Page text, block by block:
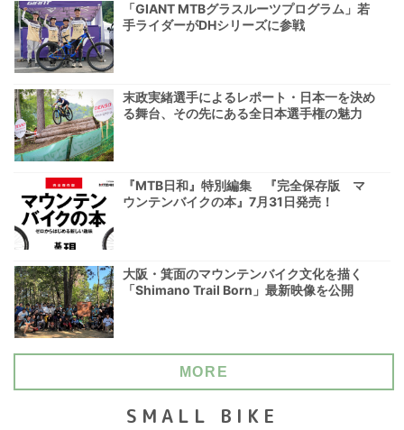
「GIANT MTBグラスルーツプログラム」若
手ライダーがDHシリーズに参戦
末政実緒選手によるレポート・日本一を決め
る舞台、その先にある全日本選手権の魅力
『MTB日和』特別編集 『完全保存版 マ
ウンテンバイクの本』7月31日発売！
大阪・箕面のマウンテンバイク文化を描く
「Shimano Trail Born」最新映像を公開
MORE
SMALL BIKE